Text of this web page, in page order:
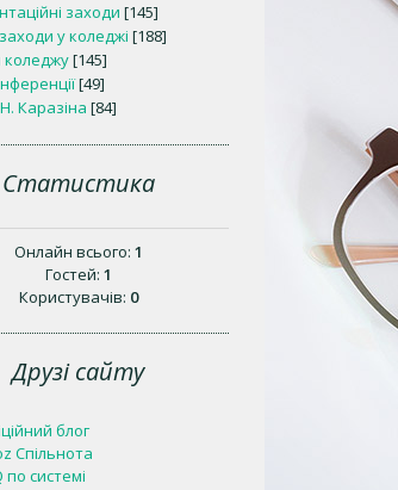
заходи [145]
у коледжі [188]
коледжу[145]
[49]
Каразіна [84]
Статистика
Онлайн всього: 1
Гостей: 1
Користувачів: 0
Друзі сайту
блог
Спільнота
по системі